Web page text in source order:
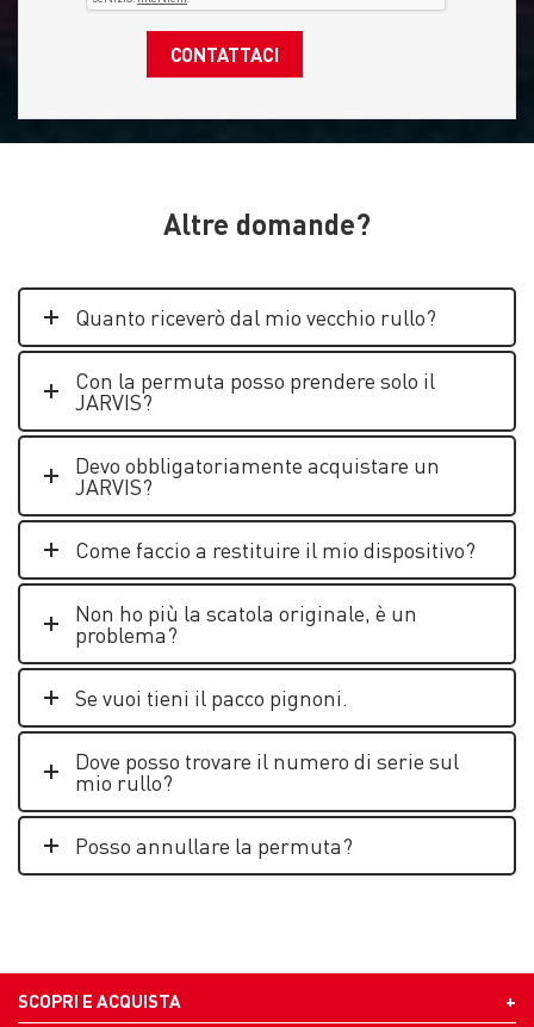
Altre domande?
Quanto riceverò dal mio vecchio rullo?
Con la permuta posso prendere solo il
JARVIS?
Devo obbligatoriamente acquistare un
JARVIS?
Come faccio a restituire il mio dispositivo?
Non ho più la scatola originale, è un
problema?
Se vuoi tieni il pacco pignoni.
Dove posso trovare il numero di serie sul
mio rullo?
Posso annullare la permuta?
SCOPRI E ACQUISTA